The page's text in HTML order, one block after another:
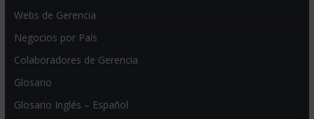
Webs de Gerencia
Negocios por País
Colaboradores de Gerencia
Glosario
Glosario Inglés – Español